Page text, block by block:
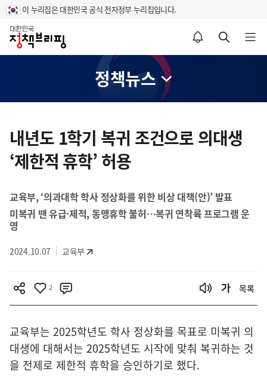
이 누리집은 대한민국 공식 전자정부 누리집입니다.
홈
알림설정 바로가기 검색 바로가기 메뉴 열기
정책뉴스
텐
츠
영
내년도 1학기 복귀 조건으로 의대생
‘제한적 휴학’ 허용
교육부, ‘의과대학 학사 정상화를 위한 비상 대책(안)’ 발표
미복귀 땐 유급·제적, 동맹휴학 불허…복귀 연착륙 프로그램 운
영
2024.10.07 교육부
2 목록
교육부는 2025학년도 학사 정상화를 목표로 미복귀 의
대생에 대해서는 2025학년도 시작에 맞춰 복귀하는 것
을 전제로 제한적 휴학을 승인하기로 했다.